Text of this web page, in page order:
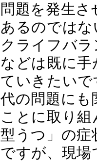
問題を発生
あるのでは
クライフバ
などは既に
ていきたい
代の問題にも
ことに取り
型うつ」の症
ですが、現